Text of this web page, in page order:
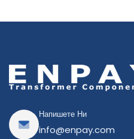
Напишете Ни
info@enpay.com